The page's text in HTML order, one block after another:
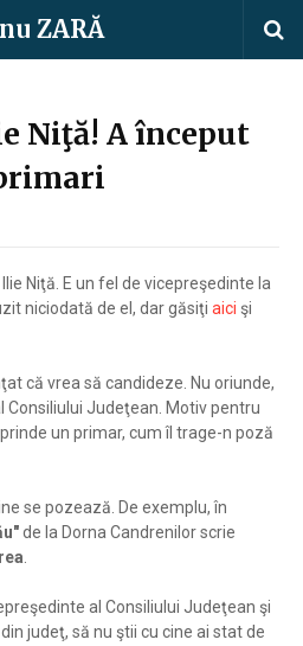
ZARĂ
Niţă! A început
Niţă. E un fel de vicepreşedinte la
niciodată de el, dar găsiţi aici şi
că vrea să candideze. Nu oriunde,
Consiliului Judeţean. Motiv pentru
un primar, cum îl trage-n poză
se pozează. De exemplu, în
de la Dorna Candrenilor scrie
al Consiliului Judeţean şi
judeţ, să nu ştii cu cine ai stat de